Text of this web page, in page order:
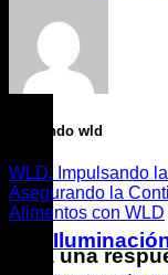
Fernando wld
WLD: Impulsando
Asegurando la
Alimentos con WLD
Deja una